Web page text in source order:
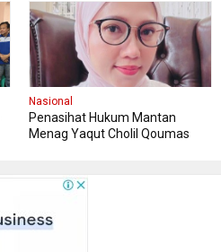
Nasional
Penasihat Hukum Mantan
Menag Yaqut Cholil Qoumas